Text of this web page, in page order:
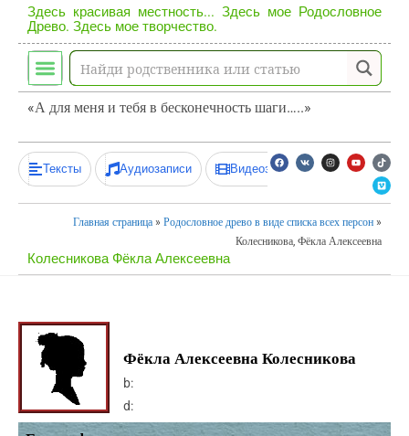
Здесь красивая местность... Здесь мое Родословное
Древо. Здесь мое творчество.
«А для меня и тебя в бесконечность шаги…..»
Тексты Аудиозаписи Видеозаписи
Главная страница » Родословное древо в виде списка всех персон »
Колесникова, Фёкла Алексеевна
Колесникова Фёкла Алексеевна
Фёкла Алексеевна Колесникова
b:
d: